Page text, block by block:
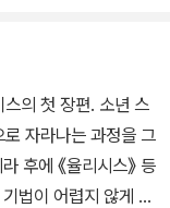
의 첫 장편. 소년 스
자라나는 과정을 그
후에 《율리시스》 등
법이 어렵지 않게 도